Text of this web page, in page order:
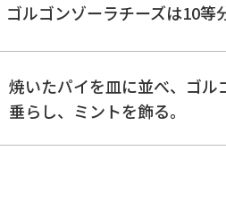
ゴルゴンゾーラチーズは10等
焼いたパイを皿に並べ、ゴル
垂らし、ミントを飾る。